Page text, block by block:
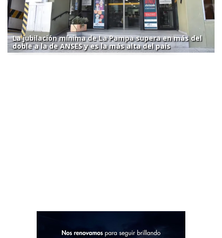
La jubilación mínima de La Pampa supera en más del
doble a la de ANSES y es la más alta del país